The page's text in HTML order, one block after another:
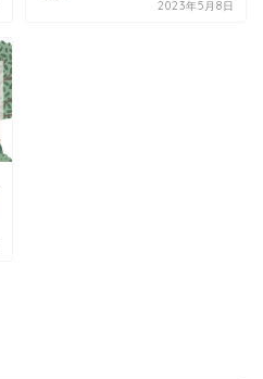
2023年5月8日